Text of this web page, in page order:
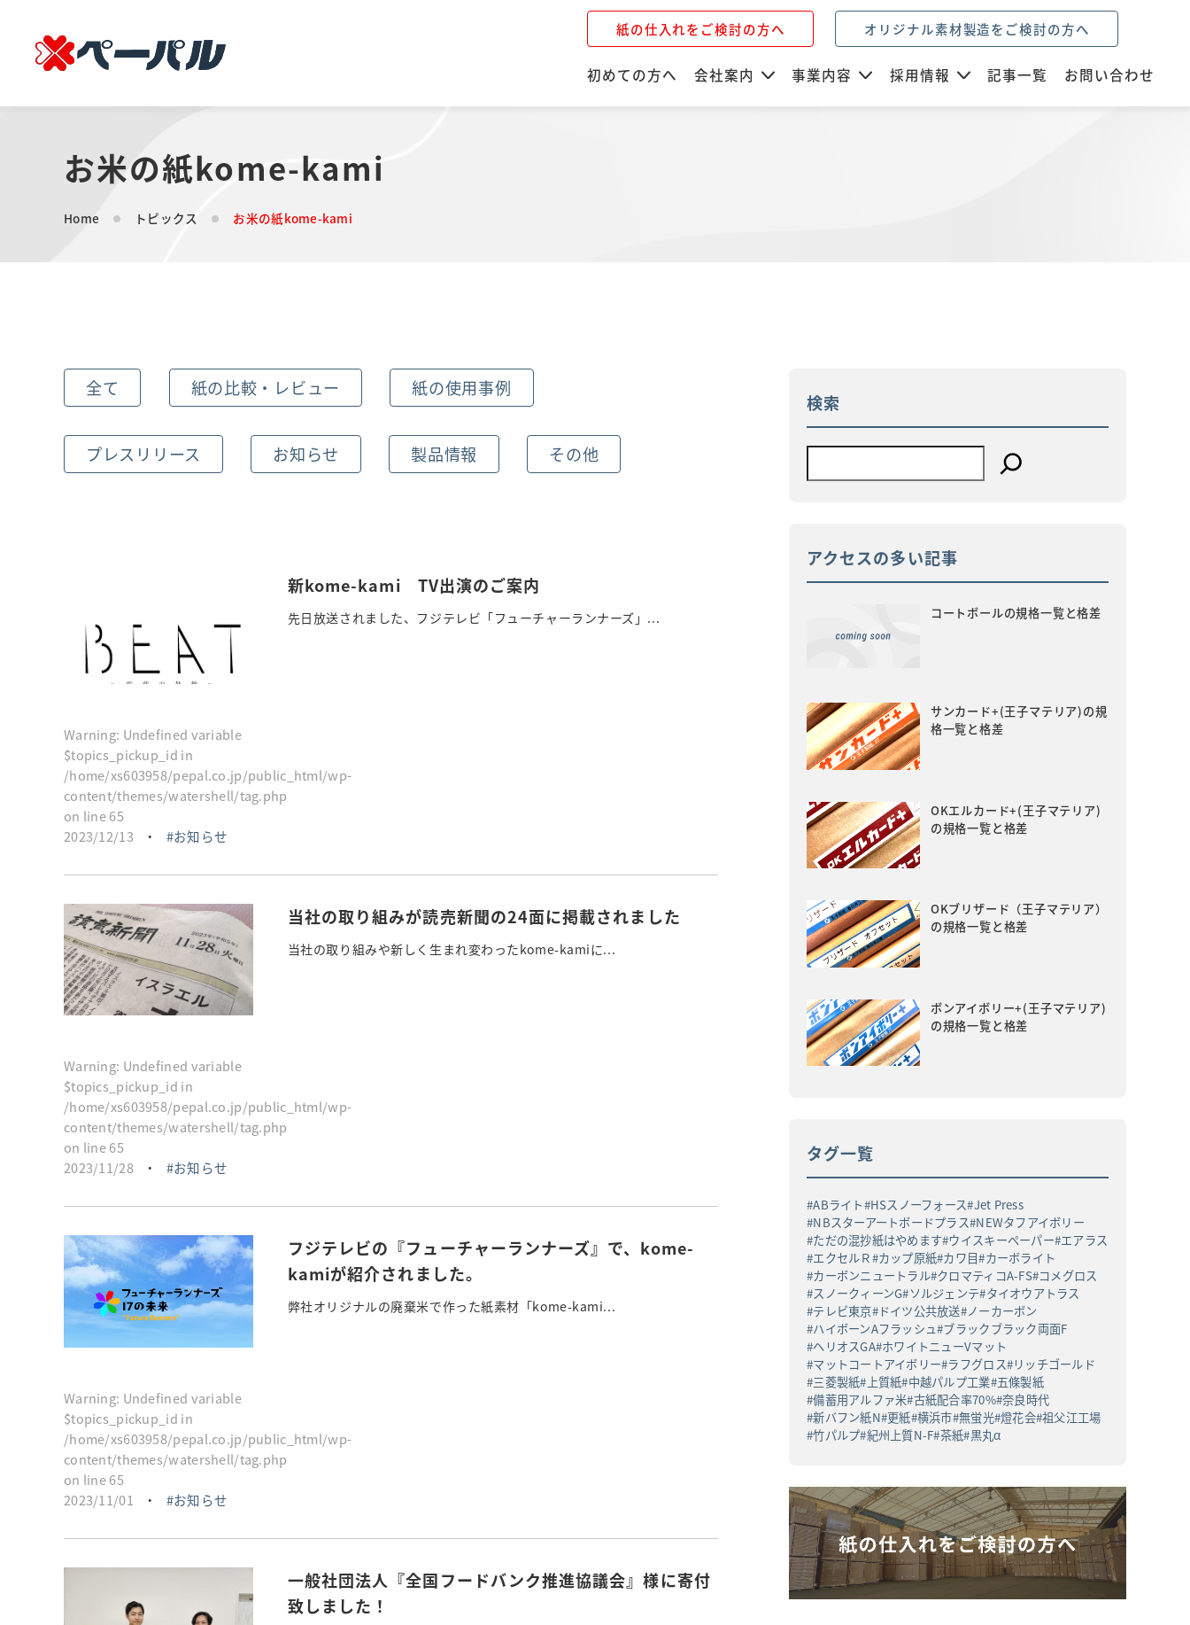
紙の仕入れをご検討の方へ オリジナル素材製造をご検討の方へ
初めての方へ 会社案内 事業内容 採用情報 記事一覧 お問い合わせ
お米の紙kome-kami
Home トピックス お米の紙kome-kami
全て 紙の比較・レビュー 紙の使用事例
プレスリリース お知らせ 製品情報 その他
Warning: Undefined variable
$topics_pickup_id in
/home/xs603958/pepal.co.jp/public_html/wp-
content/themes/watershell/tag.php
on line65
2023/12/13
・ お知らせ
新kome-kami TV出演のご案内
先日放送されました、フジテレビ「フューチャーランナーズ」...
Warning: Undefined variable
$topics_pickup_id in
/home/xs603958/pepal.co.jp/public_html/wp-
content/themes/watershell/tag.php
on line65
2023/11/28
・ お知らせ
当社の取り組みが読売新聞の24面に掲載されました
当社の取り組みや新しく生まれ変わったkome-kamiに...
Warning: Undefined variable
$topics_pickup_id in
/home/xs603958/pepal.co.jp/public_html/wp-
content/themes/watershell/tag.php
on line65
2023/11/01
・ お知らせ
フジテレビの『フューチャーランナーズ』で、kome-
kamiが紹介されました。
弊社オリジナルの廃棄米で作った紙素材「kome-kami...
一般社団法人『全国フードバンク推進協議会』様に寄付
致しました！
検索
アクセスの多い記事
コートボールの規格一覧と格差
サンカード+(王子マテリア)の規
格一覧と格差
OKエルカード+(王子マテリア)
の規格一覧と格差
OKブリザード（王子マテリア）
の規格一覧と格差
ボンアイボリー+(王子マテリア)
の規格一覧と格差
タグ一覧
ABライト HSスノーフォース Jet Press
NBスターアートボードプラス NEWタフアイボリー
ただの混抄紙はやめます ウイスキーペーパー エアラス
エクセルＲ カップ原紙 カワ目 カーボライト
カーボンニュートラル クロマティコA-FS コメグロス
スノークィーンG ソルジェンテ タイオウアトラス
テレビ東京 ドイツ公共放送 ノーカーボン
ハイボーンAフラッシュ ブラックブラック両面F
ヘリオスGA ホワイトニューVマット
マットコートアイボリー ラフグロス リッチゴールド
三菱製紙
上質紙 中越パルプ工業 五條製紙
備蓄用アルファ米 古紙配合率70% 奈良時代
新バフン紙N 更紙 横浜市 無蛍光 燈花会 祖父江工場
竹パルプ 紀州上質N-F 茶紙 黒丸α